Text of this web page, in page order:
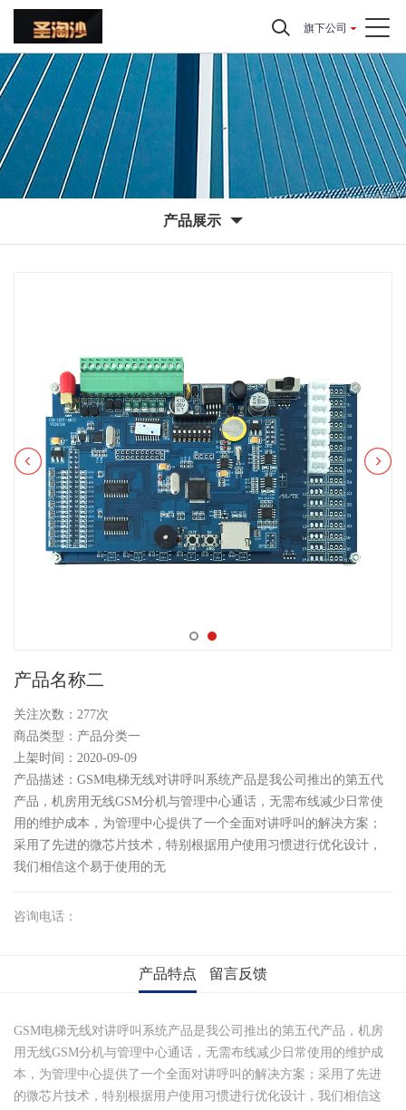
旗下公司
产品展示
产品名称二
关注次数： 277次
商品类型：产品分类一
上架时间：2020-09-09
产品描述：GSM电梯无线对讲呼叫系统产品是我公司推出的第五代
产品，机房用无线GSM分机与管理中心通话，无需布线减少日常使
用的维护成本，为管理中心提供了一个全面对讲呼叫的解决方案；
采用了先进的微芯片技术，特别根据用户使用习惯进行优化设计，
我们相信这个易于使用的无
咨询电话：
产品特点 留言反馈
GSM电梯无线对讲呼叫系统产品是我公司推出的第五代产品，机房
用无线GSM分机与管理中心通话，无需布线减少日常使用的维护成
本，为管理中心提供了一个全面对讲呼叫的解决方案；采用了先进
的微芯片技术，特别根据用户使用习惯进行优化设计，我们相信这